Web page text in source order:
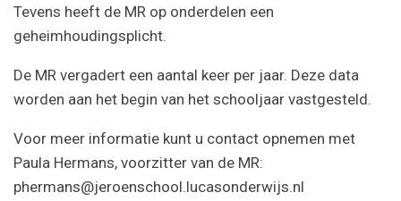
Tevens heeft de MR op onderdelen een
geheimhoudingsplicht.
De MR vergadert een aantal keer per jaar. Deze data
worden aan het begin van het schooljaar vastgesteld.
Voor meer informatie kunt u contact opnemen met
Paula Hermans, voorzitter van de MR:
phermans@jeroenschool.lucasonderwijs.nl